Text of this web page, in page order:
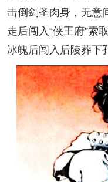
击倒剑圣肉身，无意
走后闯入“侠王府”索
冰魄后闯入后陵葬下